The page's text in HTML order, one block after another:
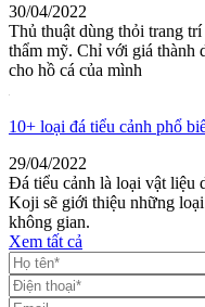
30/04/2022
Thủ thuật dùng thỏi trang
thẩm mỹ. Chỉ với giá thành
cho hồ cá của mình
10+ loại đá tiểu cảnh phổ
29/04/2022
Đá tiểu cảnh là loại vật liệu
Koji sẽ giới thiệu những
không gian.
Xem tất cả